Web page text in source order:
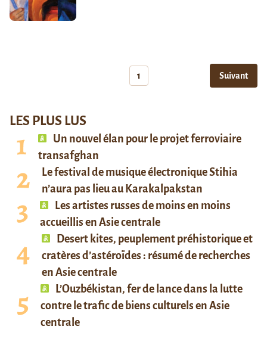
1 Suivant
LES PLUS LUS
Un nouvel élan pour le projet ferroviaire
transafghan
Le festival de musique électronique Stihia
n’aura pas lieu au Karakalpakstan
Les artistes russes de moins en moins
accueillis en Asie centrale
Desert kites, peuplement préhistorique et
cratères d’astéroïdes : résumé de recherches
en Asie centrale
L’Ouzbékistan, fer de lance dans la lutte
contre le trafic de biens culturels en Asie
centrale